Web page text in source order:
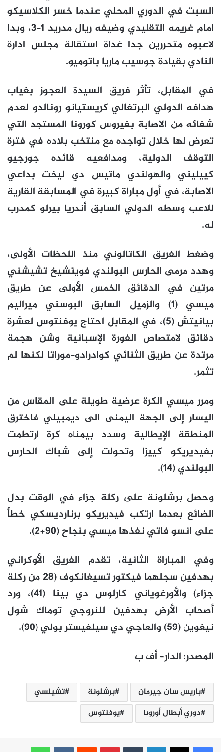
السبت في الدوري المحلي عندما خسر الكلاسيكو
امام غريمه التقليدي وضيفه ريال مدريد 1-3، وبدا
لاعبوه متحررين جدا غداة استقالة مجلس ادارة
النادي بقيادة جوسيب ماريا باتوميو.
في المقابل، تأثر فريق السيدة العجوز بغياب
هدافه الدولي البرتغالي كريستيانو رونالدو لعدم
شفائه من الاصابة بفيروس كورونا المستجد التي
تعرض لها خلال تواجده مع منتخب بلاده في فترة
التوقف الدولية، ومدافعيه قائده جورجيو
كييليني والهولندي ماتيس دي ليخت بداعي
الاصابة، في أول مباراة كبيرة في المسابقة القارية
للاعب وسطه الدولي السابق أندريا بيرلو كمدرب
له.
وضغط الفريق الكاتالوني منذ اللحظات الأولى،
وهدد مرمى الحارس البولندي فويتشيخ تشيشني
مرتين في الدقائق الخمس الأولى عن طريق
ميسي (1) والزميل السابق البوسني ميراليم
بيانيتش (5)، في المقابل احتاج يوفنتوس لعشرة
دقائق لامتصاص الفورة الإسبانية وشن هجمة
مرتدة عن طريق الثنائي كوادرادو-موراتا لكنها لم
تثمر.
ومرر ميسي الكرة عرضية طويلة على المقاس من
اليسار إلى الجهة اليمنى الى ديمبيلي فاخترق
المنطقة الإيطالية وسدد بيمناه كرة ارتطمت
بفيديريكو كييزا وتحولت إلى شباك الحارس
البولندي (14).
وحصل برشلونة على ركلة جزاء في الوقت بدل
الضائع بعدما ارتكب فيديريكو برنارديسكي خطأ
على انسو فاتي نفذها ميسي بنجاح (90+2).
وفي المباراة الثانية، تقدم الفريق الأوكراني
بهدفين سجلهما فيكتور تسيغانكوف (28 من ركلة
جزاء) والأورغوياني كارلوس دي بينا (41)، ورد
أصحاب الأرض بهدفين للنروجي توماك شول
نيغوين (59) والعاجي دي سيلفيستر بولي (90).
المصدر: الدار–أف ب
باريس سان جيرمان برشلونة
تشيلسي
دوري أبطال أوروبا
يوفنتوس
لينكدإن بينتيريست
واتساب